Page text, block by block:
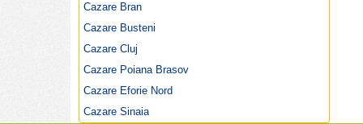
Cazare Bran
Cazare Busteni
Cazare Cluj
Cazare Poiana Brasov
Cazare Eforie Nord
Cazare Sinaia